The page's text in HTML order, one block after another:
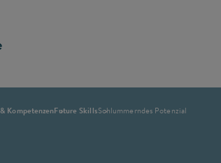
KompetenzenFuture SkillsSchlummerndes Potenzial